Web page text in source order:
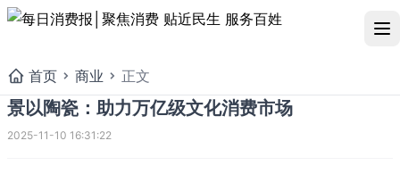
首页 商业 正文
景以陶瓷：助力万亿级文化消费市场
2025-11-10 16:31:22